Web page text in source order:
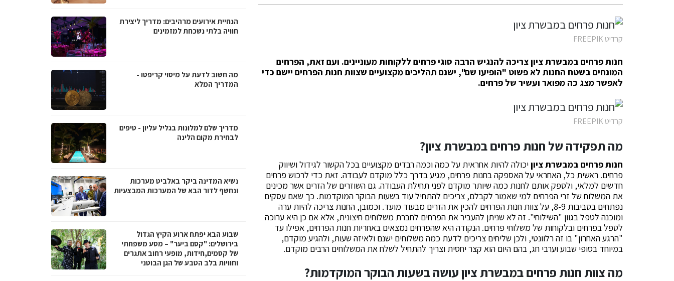
קרדיט FREEPIK
חנות פרחים במבשרת ציון צריכה להנגיש הרבה סוגי פרחים ללקוחות מעוניינים. ועם זאת, הפרחים
המונחים בשטח החנות לא פשוט "הופיעו שם", ישנם תהליכים מקצועיים שצוות חנות הפרחים יישם כדי
לאפשר מצג כה מפואר ועשיר של פרחים.
קרדיט FREEPIK
מה תפקידה של חנות פרחים במבשרת ציון?
חנות פרחים במבשרת ציוןיכולה להיות אחראית על כמה וכמה רבדים מקצועיים בכל הקשור לגידול ושיווק
פרחים. ראשית כל, האחראי על האספקה בחנות פרחים, מגיע בדרך כלל מוקדם לעבודה. זאת כדי לרכוש פרחים
חדשים למלאי, ולספק אותם לחנות כמה שיותר מוקדם לפני תחילת העבודה. גם השוזרים של הזרים אשר מכינים
את המשלוח של זרי הפרחים למי שאמור לקבלם, צריכים להתחיל עוד בשעות הבוקר המוקדמות. כך שאם עסקים
נפתחים בסביבות 8-9, על צוות חנות הפרחים להכין את הזרים מבעוד מועד. וכמובן, החנות צריכה להיות ערה
ומוכנה לטפל בגוון "השילוחי". זה לא שניתן להעביר את הפרחים לחברת משלוחים חיצונית, אלא אם כן היא ערוכה
לטפל בפרחים ובלקוחות של משלוחי פרחים. הנקודה היא שהפרחים נמצאים באחריות חנות הפרחים, אפילו עד
"הרגע האחרון" בו זה רלוונטי, ולכן שליחים צריכים לדעת כמה משלוחים ישנם ולאיזה שעות, ולהגיע מוקדם,
במיוחד בסופי שבוע וערבי חג, בהם היום הוא קצר יחסית וצריך להתחיל לשלח את המשלוחים הרבים מוקדם.
מה צוות חנות פרחים במבשרת ציון עושה בשעות הבוקר המוקדמות?
הנחיית אירועים מרהיבים: מדריך ליצירת
חוויה בלתי נשכחת למזמינים
מה חשוב לדעת על מיסוי קריפטו -
המדריך המלא
מדריך שלם למלונות בגליל עליון - טיפים
לבחירת מקום הלינה
נשיא המדינה ביקר באלביט מערכות
ונחשף לדור הבא של המערכות המבצעיות
שבוע הבא יפתח ארוע הקיץ הגדול
בירושלים: "קסם ביער" – מסע משפחתי
של קסמים,חידות, מופעי רחוב אתגרים
וחוויות בלב הטבע של הגן הבוטני